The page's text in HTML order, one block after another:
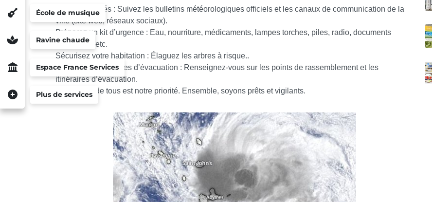
École de musique
Ravine chaude
Espace France Services
Plus de services
Restez informés : Suivez les bulletins météorologiques officiels et les canaux de communication de la
ville (site web, réseaux sociaux).
Préparez un kit d’urgence : Eau, nourriture, médicaments, lampes torches, piles, radio, documents
importants, etc.
Sécurisez votre habitation : Élaguez les arbres à risque..
Connaissez les zones d’évacuation : Renseignez-vous sur les points de rassemblement et les
itinéraires d’évacuation.
La sécurité de tous est notre priorité. Ensemble, soyons prêts et vigilants.